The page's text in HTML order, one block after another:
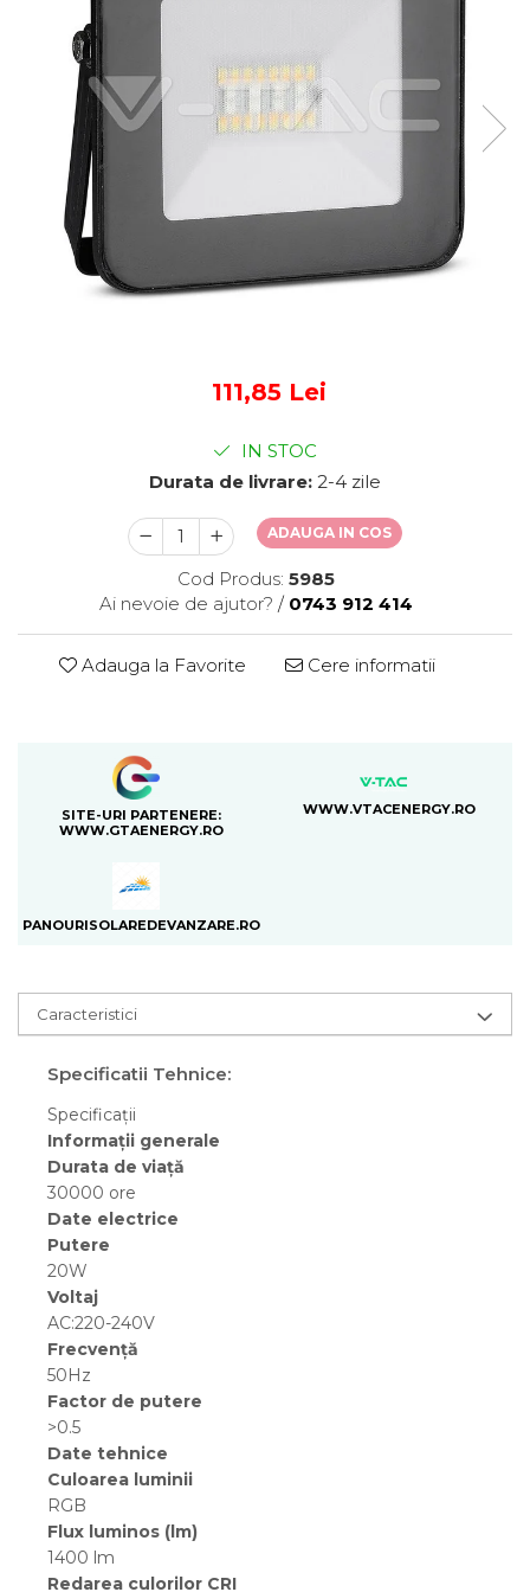
Magnetice
Tuburi LED
Lămpi de Birou
Oglinzi LED
111,85 Lei
IN STOC
Durata de livrare: 2-4 zile
ADAUGA IN COS
Cod Produs: 5985
Ai nevoie de ajutor? / 0743 912 414
Adauga la Favorite Cere informatii
SITE-URI PARTENERE:
WWW.GTAENERGY.RO
WWW.VTACENERGY.RO
PANOURISOLAREDEVANZARE.RO
Caracteristici
Specificatii Tehnice:
Specificații
Informații generale
Durata de viață
30000 ore
Date electrice
Putere
20W
Voltaj
AC:220-240V
Frecvență
50Hz
Factor de putere
>0.5
Date tehnice
Culoarea luminii
RGB
Flux luminos (lm)
1400 lm
Redarea culorilor CRI